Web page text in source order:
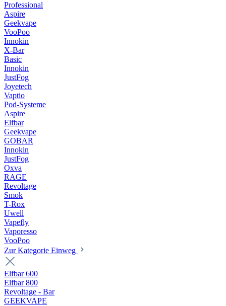
Professional
Aspire
Geekvape
VooPoo
Innokin
X-Bar
Basic
Innokin
JustFog
Joyetech
Vaptio
Pod-Systeme
Aspire
Elfbar
Geekvape
GOBAR
Innokin
JustFog
Oxva
RAGE
Revoltage
Smok
T-Rox
Uwell
Vapefly
Vaporesso
VooPoo
Zur Kategorie Einweg
Elfbar 600
Elfbar 800
Revoltage - Bar
GEEKVAPE